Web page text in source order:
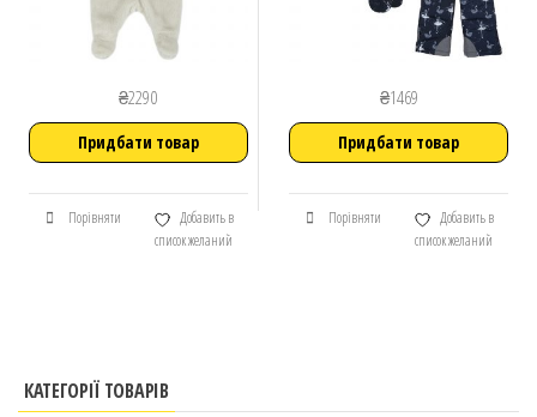
₴2290
Придбати товар
Порівняти
Добавить в
список желаний
₴1469
Придбати товар
Порівняти
Добавить в
список желаний
КАТЕГОРІЇ ТОВАРІВ